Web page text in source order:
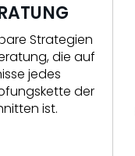
Strategien
die auf
jedes
der
ist.